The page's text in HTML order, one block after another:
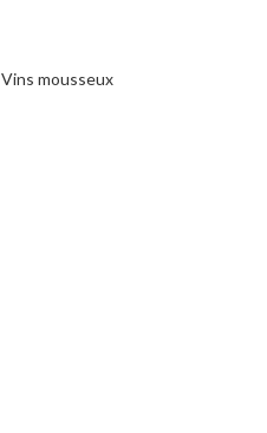
Vins mousseux